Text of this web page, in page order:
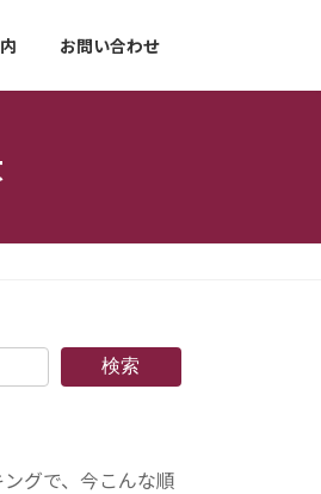
お問い合わせ
検索
グで、今こんな順